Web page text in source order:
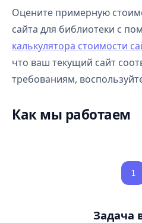
Оцените примерную
сайта для библиотеки с
калькулятора стоимости
что ваш текущий сайт
требованиям,
Как мы работаем
1
Задача